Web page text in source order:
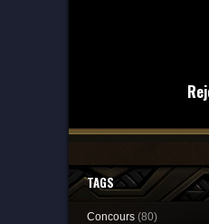
TAGS
Concours (80)